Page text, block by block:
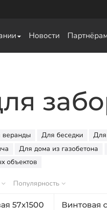
Новости
Для беседки
Для дома из газобетона
объектов
Популярность
57х1500
Винтовая